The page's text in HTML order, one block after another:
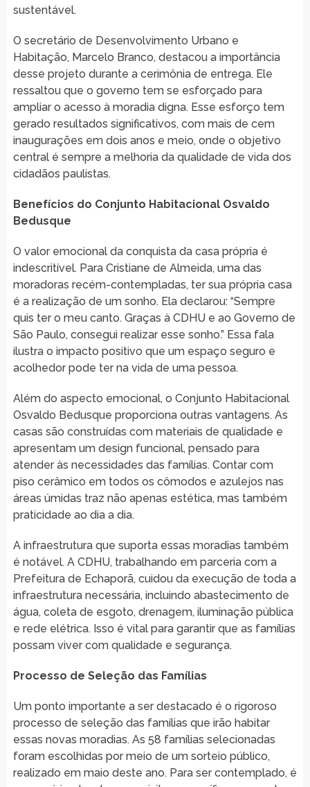
sustentável.
O secretário de Desenvolvimento Urbano e
Habitação, Marcelo Branco, destacou a importância
desse projeto durante a cerimônia de entrega. Ele
ressaltou que o governo tem se esforçado para
ampliar o acesso à moradia digna. Esse esforço tem
gerado resultados significativos, com mais de cem
inaugurações em dois anos e meio, onde o objetivo
central é sempre a melhoria da qualidade de vida dos
cidadãos paulistas.
Benefícios do Conjunto Habitacional Osvaldo
Bedusque
O valor emocional da conquista da casa própria é
indescritível. Para Cristiane de Almeida, uma das
moradoras recém-contempladas, ter sua própria casa
é a realização de um sonho. Ela declarou: “Sempre
quis ter o meu canto. Graças à CDHU e ao Governo de
São Paulo, consegui realizar esse sonho.” Essa fala
ilustra o impacto positivo que um espaço seguro e
acolhedor pode ter na vida de uma pessoa.
Além do aspecto emocional, o Conjunto Habitacional
Osvaldo Bedusque proporciona outras vantagens. As
casas são construídas com materiais de qualidade e
apresentam um design funcional, pensado para
atender às necessidades das famílias. Contar com
piso cerâmico em todos os cômodos e azulejos nas
áreas úmidas traz não apenas estética, mas também
praticidade ao dia a dia.
A infraestrutura que suporta essas moradias também
é notável. A CDHU, trabalhando em parceria com a
Prefeitura de Echaporã, cuidou da execução de toda a
infraestrutura necessária, incluindo abastecimento de
água, coleta de esgoto, drenagem, iluminação pública
e rede elétrica. Isso é vital para garantir que as famílias
possam viver com qualidade e segurança.
Processo de Seleção das Famílias
Um ponto importante a ser destacado é o rigoroso
processo de seleção das famílias que irão habitar
essas novas moradias. As 58 famílias selecionadas
foram escolhidas por meio de um sorteio público,
realizado em maio deste ano. Para ser contemplado, é